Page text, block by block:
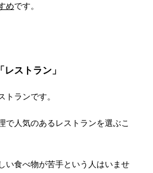
めです。
ストラン」
トランです。
で人気のあるレストランを選ぶこ
い食べ物が苦手という人はいませ